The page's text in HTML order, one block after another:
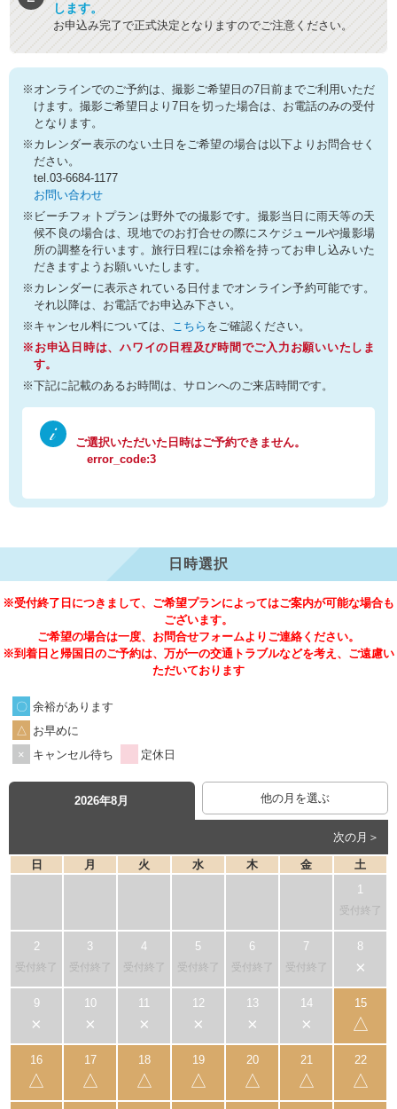
します。
お申込み完了で正式決定となりますのでご注意ください。
※オンラインでのご予約は、撮影ご希望日の7日前までご利用いただ
けます。撮影ご希望日より7日を切った場合は、お電話のみの受付
となります。
※カレンダー表示のない土日をご希望の場合は以下よりお問合せく
ださい。
tel.03-6684-1177
お問い合わせ
※ビーチフォトプランは野外での撮影です。撮影当日に雨天等の天
候不良の場合は、現地でのお打合せの際にスケジュールや撮影場
所の調整を行います。旅行日程には余裕を持ってお申し込みいた
だきますようお願いいたします。
※カレンダーに表示されている日付までオンライン予約可能です。
それ以降は、お電話でお申込み下さい。
※キャンセル料については、 こちら をご確認ください。
※お申込日時は、ハワイの日程及び時間でご入力お願いいたしま
す。
※下記に記載のあるお時間は、サロンへのご来店時間です。
ご選択いただいた日時はご予約できません。
error_code:3
日時選択
※受付終了日につきまして、ご希望プランによってはご案内が可能な場合も
ございます。
ご希望の場合は一度、お問合せフォームよりご連絡ください。
※到着日と帰国日のご予約は、万が一の交通トラブルなどを考え、ご遠慮い
ただいております
余裕があります
お早めに
キャンセル待ち
定休日
2026年8月 他の月を選ぶ
次の月＞
日 月 火 水 木 金 土
受付終了
受付終了 受付終了 受付終了 受付終了 受付終了 受付終了 ×
× × × × × × △
△ △ △ △ △ △ △